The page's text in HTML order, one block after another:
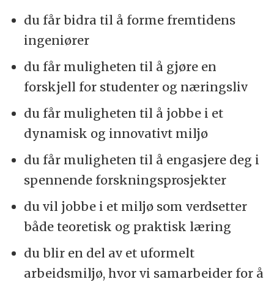
du får bidra til å forme fremtidens
ingeniører
du får muligheten til å gjøre en
forskjell for studenter og næringsliv
du får muligheten til å jobbe i et
dynamisk og innovativt miljø
du får muligheten til å engasjere deg i
spennende forskningsprosjekter
du vil jobbe i et miljø som verdsetter
både teoretisk og praktisk læring
du blir en del av et uformelt
arbeidsmiljø, hvor vi samarbeider for å